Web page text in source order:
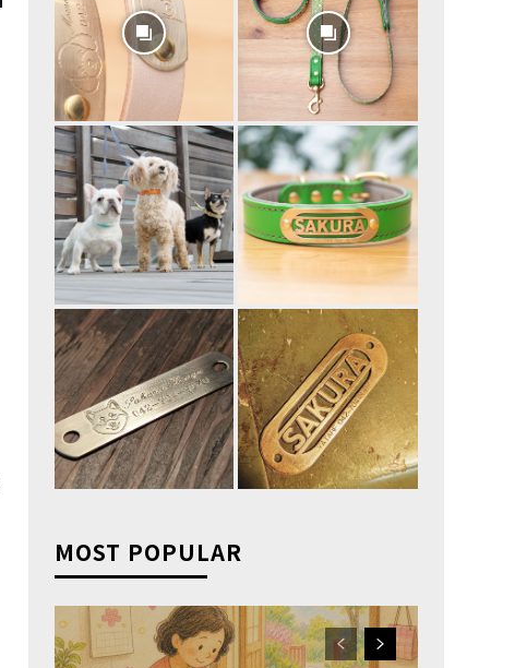
MOST POPULAR